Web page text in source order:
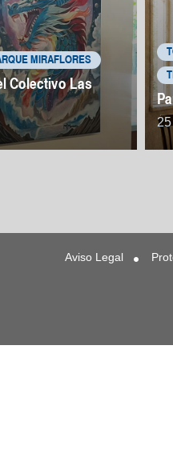
MIRAFLORES
Colectivo Las
Aviso Legal